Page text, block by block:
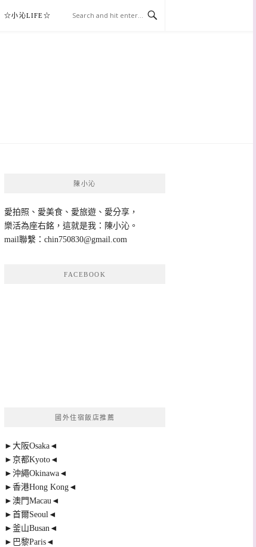
☆小沁LIFE☆
陳小沁
愛拍照、愛美食、愛旅遊、愛分享，
樂活為座右銘，這就是我：陳小沁。
mail聯繫： chin750830@gmail.com
FACEBOOK
國外住宿飯店推薦
►大阪Osaka◄
►京都Kyoto◄
►沖繩Okinawa◄
►香港Hong Kong◄
►澳門Macau◄
►首爾Seoul◄
►釜山Busan◄
►巴黎Paris◄